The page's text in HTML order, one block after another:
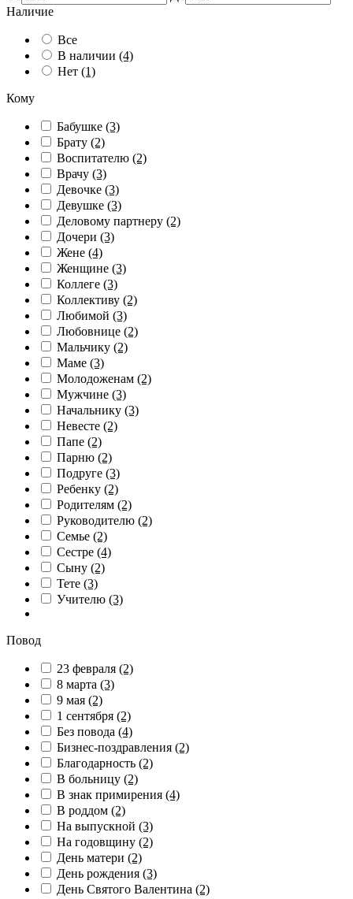
Наличие
Все
В наличии (4)
Нет (1)
Кому
Бабушке (3)
Брату (2)
Воспитателю (2)
Врачу (3)
Девочке (3)
Девушке (3)
Деловому партнеру (2)
Дочери (3)
Жене (4)
Женщине (3)
Коллеге (3)
Коллективу (2)
Любимой (3)
Любовнице (2)
Мальчику (2)
Маме (3)
Молодоженам (2)
Мужчине (3)
Начальнику (3)
Невесте (2)
Папе (2)
Парню (2)
Подруге (3)
Ребенку (2)
Родителям (2)
Руководителю (2)
Семье (2)
Сестре (4)
Сыну (2)
Тете (3)
Учителю (3)
Повод
23 февраля (2)
8 марта (3)
9 мая (2)
1 сентября (2)
Без повода (4)
Бизнес-поздравления (2)
Благодарность (2)
В больницу (2)
В знак примирения (4)
В роддом (2)
На выпускной (3)
На годовщину (2)
День матери (2)
День рождения (3)
День Святого Валентина (2)